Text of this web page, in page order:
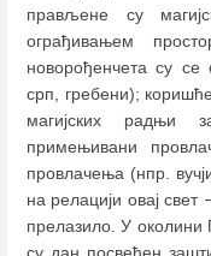
прављене су
ограђивањем
новорођенчета су
срп, гребени);
магијских радњи
примењивани
провлачења (нпр.
на релацији овај свет –
прелазило. У околини